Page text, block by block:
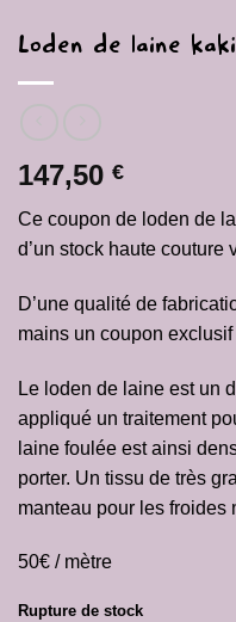
Loden de laine kaki
147,50 €
Ce coupon de loden de
d’un stock haute couture
D’une qualité de
mains un coupon exclusif
Le loden de laine est un
appliqué un traitement
laine foulée est ainsi
porter. Un tissu de très
manteau pour les froides
50€ / mètre
Rupture de stock